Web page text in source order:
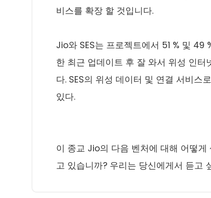
비스를 확장 할 것입니다.
Jio와 SES는 프로젝트에서 51 % 및
한 최근 업데이트 후 잘 와서 위성 인
다. SES의 위성 데이터 및 연결 서비스
있다.
이 종교 Jio의 다음 벤처에 대해 어떻
고 있습니까? 우리는 당신에게서 듣고